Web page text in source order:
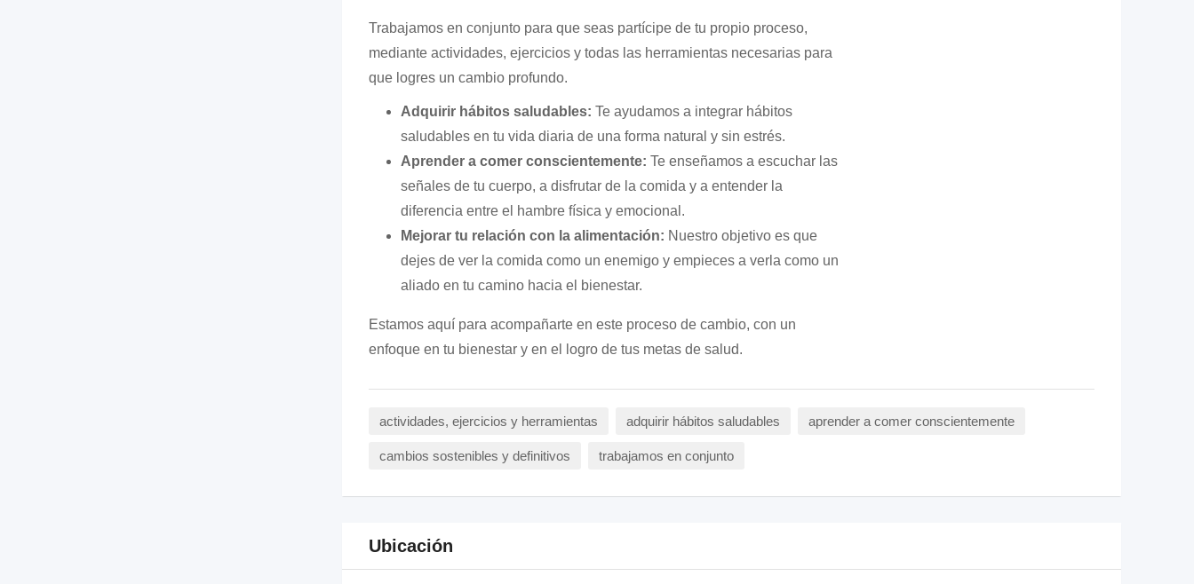
Trabajamos en conjunto para que seas partícipe de tu propio proceso,
mediante actividades, ejercicios y todas las herramientas necesarias para
que logres un cambio profundo.
Adquirir hábitos saludables: Te ayudamos a integrar hábitos
saludables en tu vida diaria de una forma natural y sin estrés.
Aprender a comer conscientemente: Te enseñamos a escuchar las
señales de tu cuerpo, a disfrutar de la comida y a entender la
diferencia entre el hambre física y emocional.
Mejorar tu relación con la alimentación: Nuestro objetivo es que
dejes de ver la comida como un enemigo y empieces a verla como un
aliado en tu camino hacia el bienestar.
Estamos aquí para acompañarte en este proceso de cambio, con un
enfoque en tu bienestar y en el logro de tus metas de salud.
actividades, ejercicios y herramientas adquirir hábitos saludables aprender a comer conscientemente
cambios sostenibles y definitivos trabajamos en conjunto
Ubicación